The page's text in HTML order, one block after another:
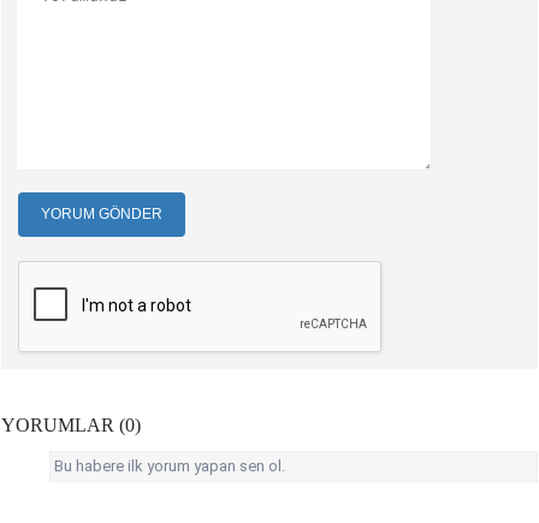
YORUM GÖNDER
YORUMLAR (0)
Bu habere ilk yorum yapan sen ol.